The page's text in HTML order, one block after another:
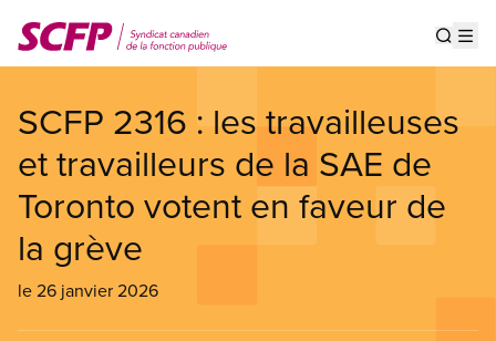
au
contenu
SCFP 2316 : les travailleuses
et travailleurs de la SAE de
Toronto votent en faveur de
la grève
le 26 janvier 2026